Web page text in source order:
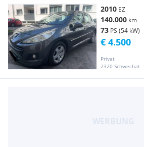
2010 EZ
140.000 km
73 PS (54 kW)
Privat
2320 Schwechat
€ 4.500